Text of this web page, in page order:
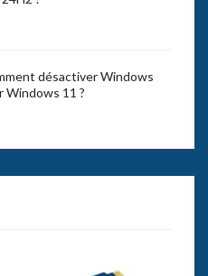
désactiver Windows
Windows 11 ?